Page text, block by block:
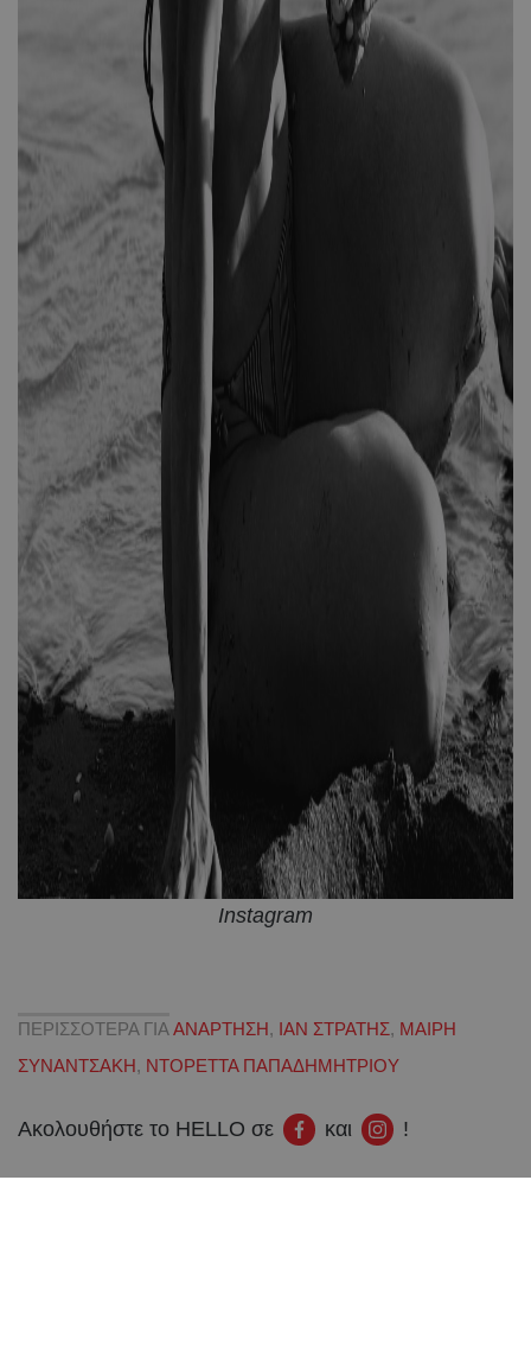
Instagram
ΠΕΡΙΣΣΟΤΕΡΑ ΓΙΑ ΑΝΑΡΤΗΣΗ, ΙΑΝ ΣΤΡΑΤΗΣ, ΜΑΙΡΗ
ΣΥΝΑΝΤΣΑΚΗ, ΝΤΟΡΕΤΤΑ ΠΑΠΑΔΗΜΗΤΡΙΟΥ
Ακολουθήστε το HELLO σε και !